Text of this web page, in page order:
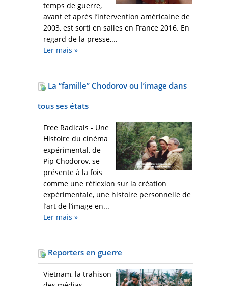
temps de guerre,
avant et après l’intervention américaine de
2003, est sorti en salles en France 2016. En
regard de la presse,...
Ler mais »
La “famille” Chodorov ou l’image dans
tous ses états
Free Radicals - Une
Histoire du cinéma
expérimental, de
Pip Chodorov, se
présente à la fois
comme une réflexion sur la création
expérimentale, une histoire personnelle de
l’art de l’image en...
Ler mais »
Reporters en guerre
Vietnam, la trahison